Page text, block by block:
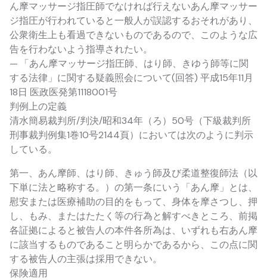
ん摩マッサージ指圧師でなければ行えないあん摩マッサー
ジ指圧が行われていると一般人が誤認するおそれがあり、
公衆衛生上も看過できないものであるので、このような広
告を行わないよう指導されたい。
— 「あん摩マッサージ指圧師、はり師、きゆう師等に関
する法律」に関する疑義照会について(回答) 平成15年11月
18日 医政医発第1118001号
判例上の定義
清水簡易裁判所/判決/昭和34年（ろ）50号（下級裁判所
刑事裁判例集1巻10号2144頁）においては次のように判示
している。
第一、あん摩師、はり師、きゅう師及び柔道整復師法（以
下単に法と略称する。）の第一条にいう「あん摩」とは、
慰安または医療補助の目的をもって、身体を摩さつし、押
し、もみ、またはたたく等の行為と解すべきところ、前掲
各証拠によると被告人の本件各所為は、いずれも右あん摩
に該当するものであること明らかであるから、この点に関
する被告人の主張は採用できない。
保険適用